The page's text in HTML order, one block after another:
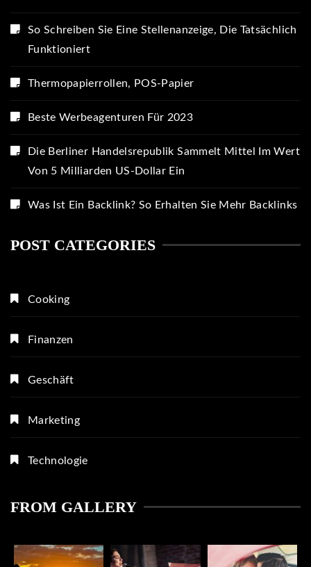
So Schreiben Sie Eine Stellenanzeige, Die Tatsächlich
Funktioniert
Thermopapierrollen, POS-Papier
Beste Werbeagenturen Für 2023
Die Berliner Handelsrepublik Sammelt Mittel Im Wert
Von 5 Milliarden US-Dollar Ein
Was Ist Ein Backlink? So Erhalten Sie Mehr Backlinks
POST CATEGORIES
Cooking
Finanzen
Geschäft
Marketing
Technologie
FROM GALLERY